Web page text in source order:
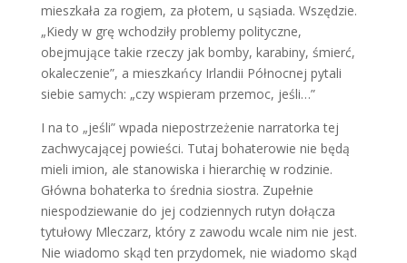
mieszkała za rogiem, za płotem, u sąsiada. Wszędzie.
„Kiedy w grę wchodziły problemy polityczne,
obejmujące takie rzeczy jak bomby, karabiny, śmierć,
okaleczenie”, a mieszkańcy Irlandii Północnej pytali
siebie samych: „czy wspieram przemoc, jeśli…”
I na to „jeśli” wpada niepostrzeżenie narratorka tej
zachwycającej powieści. Tutaj bohaterowie nie będą
mieli imion, ale stanowiska i hierarchię w rodzinie.
Główna bohaterka to średnia siostra. Zupełnie
niespodziewanie do jej codziennych rutyn dołącza
tytułowy Mleczarz, który z zawodu wcale nim nie jest.
Nie wiadomo skąd ten przydomek, nie wiadomo skąd